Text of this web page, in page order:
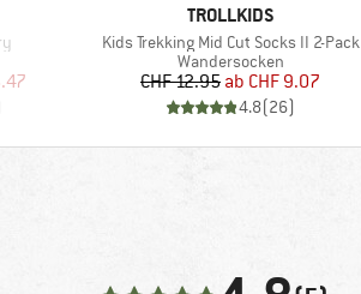
Preis
MARKE
TROLLKIDS
Artikel
Kids Trekking Mid Cut Socks II 2-Pack
Produktgruppe
Wandersocken
Preis
CHF 12.95 reduzierter Preis
ab CHF 9.07
4.8(26)